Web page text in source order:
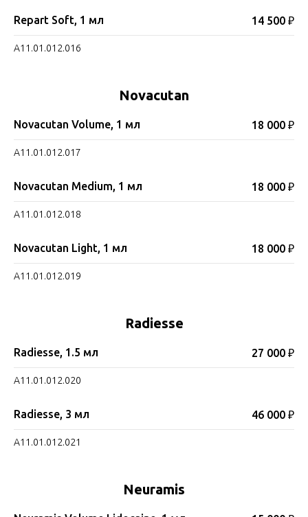
Repart Soft, 1 мл 14 500 ₽
A11.01.012.016
Novacutan
Novacutan Volume, 1 мл 18 000 ₽
A11.01.012.017
Novacutan Medium, 1 мл 18 000 ₽
A11.01.012.018
Novacutan Light, 1 мл 18 000 ₽
A11.01.012.019
Radiesse
Radiesse, 1.5 мл 27 000 ₽
A11.01.012.020
Radiesse, 3 мл 46 000 ₽
A11.01.012.021
Neuramis